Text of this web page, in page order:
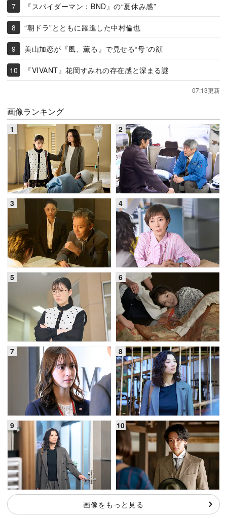
『スパイダーマン：BND』の“夏休み感”
“朝ドラ”とともに躍進した中村倫也
美山加恋が『風、薫る』で見せる“母”の顔
『VIVANT』花岡すみれの存在感と深まる謎
07:13更新
画像ランキング
画像をもっと見る